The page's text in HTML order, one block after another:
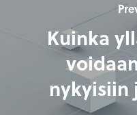
Kuinka
nykyisiin